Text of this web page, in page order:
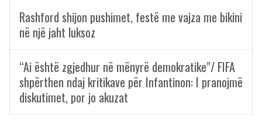
Rashford shijon pushimet, festë me vajza me bikini
në një jaht luksoz
“Ai është zgjedhur në mënyrë demokratike”/ FIFA
shpërthen ndaj kritikave për Infantinon: I pranojmë
diskutimet, por jo akuzat